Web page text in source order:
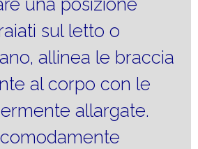
una posizione
sul letto o
allinea le braccia
al corpo con le
allargate.